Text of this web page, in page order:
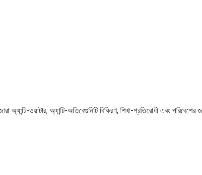
অ্যান্টি-ওয়াটার, অ্যান্টি-অতিবেগুনিটি বিকিরণ, শিখা-প্রতিরোধী এবং